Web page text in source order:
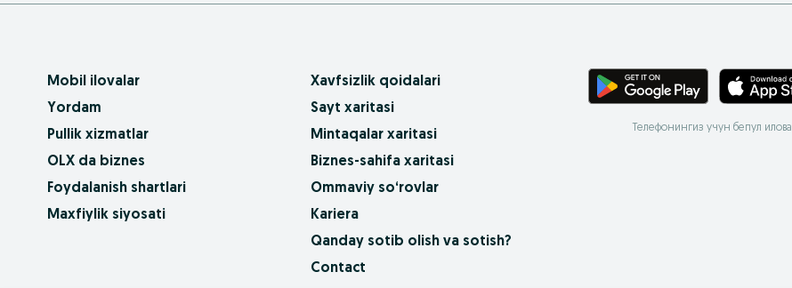
Mobil ilovalar
Yordam
Pullik xizmatlar
OLX da biznes
Foydalanish shartlari
Maxfiylik siyosati
Xavfsizlik qoidalari
Sayt xaritasi
Mintaqalar xaritasi
Biznes-sahifa xaritasi
Ommaviy so‘rovlar
Kariera
Qanday sotib olish va sotish?
Contact
Телефонингиз учун бепул илова